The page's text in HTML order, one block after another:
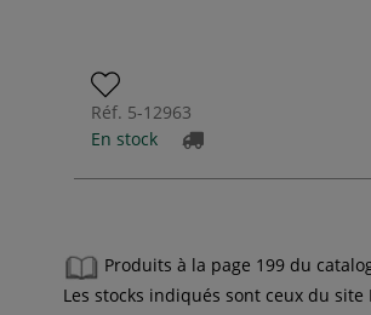
Réf. 5-12963
En stock
Produits à la page 199 du
Les stocks indiqués sont ceux du